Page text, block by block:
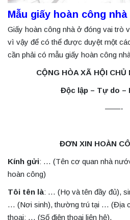
Mẫu giấy hoàn công
Giấy hoàn công nhà ở đóng vai trò
vì vậy để có thể được duyệt một
cần phải có mẫu giấy hoàn công
CỘNG HÒA XÃ HỘI CHỦ
Độc lập – Tự do –
——-
ĐƠN XIN HOÀN
Kính gửi: … (Tên cơ quan nhà
hoàn công)
Tôi tên là: … (Họ và tên đầy đủ),
… (Nơi sinh), thường trú tại … (Địa
thoại: … (Số điện thoại liên hệ).